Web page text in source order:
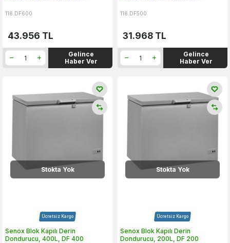
118.DF600
43.956 TL
Gelince
Haber Ver
118.DF500
31.968 TL
Gelince
Haber Ver
Stokta Yok
Ücretsiz Kargo
Senox Blok Kapılı Derin
Dondurucu, 400L, DF 400
Stokta Yok
Ücretsiz Kargo
Senox Blok Kapılı Derin
Dondurucu, 200L, DF 200